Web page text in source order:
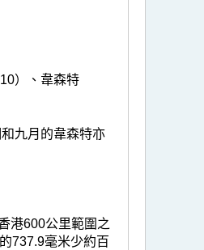
）、韋森特
九月的韋森特亦
港600公里範圍之
737.9毫米少約百